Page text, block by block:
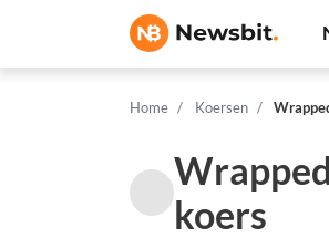
Home Koersen
koers